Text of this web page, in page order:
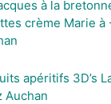
à la
crème Marie à
apéritifs 3D’s
Auchan